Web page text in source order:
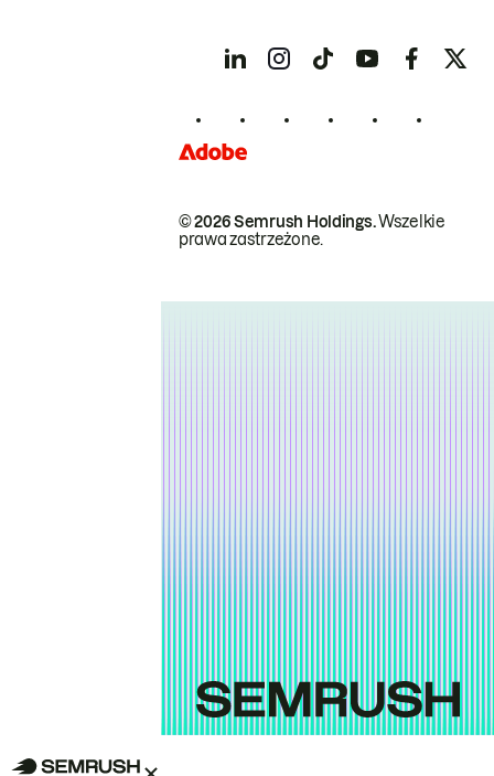
© 2026 Semrush Holdings.Wszelkie
prawa zastrzeżone.